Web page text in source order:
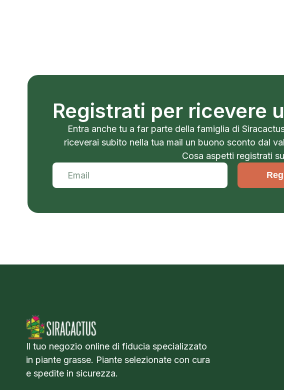
Registrati per ricevere
Entra anche tu a far parte della famiglia di
riceverai subito nella tua mail un buono sconto dal
Cosa aspetti registrati
Il tuo negozio online di fiducia specializzato
in piante grasse. Piante selezionate con cura
e spedite in sicurezza.